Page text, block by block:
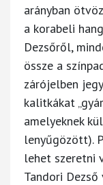
arányban
a korabeli
Dezsőről,
össze a
zárójelben
kalitkákat
amelyeknek
lenyűgözött).
lehet szeretni
Tandori